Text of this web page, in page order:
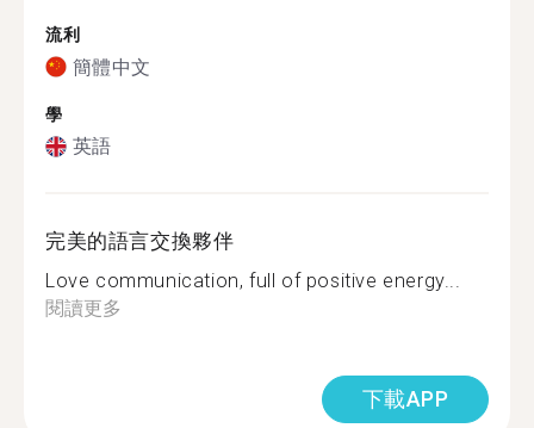
流利
簡體中文
學
英語
完美的語言交換夥伴
Love communication, full of positive energy...
閱讀更多
下載APP